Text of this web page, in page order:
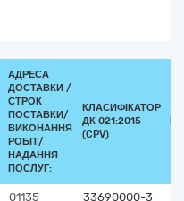
АДРЕСА
ДОСТАВКИ /
СТРОК
ПОСТАВКИ/
ВИКОНАННЯ
РОБІТ/
НАДАННЯ
ПОСЛУГ:
КЛАСИФІКАТОР
ДК 021:2015
(CPV)
01135
33690000-3